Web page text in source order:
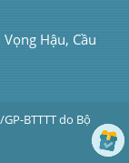
Hậu, Cầu
BTTTT do Bộ